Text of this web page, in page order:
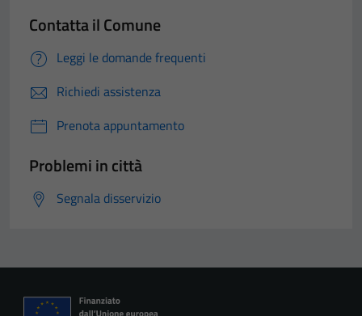
Contatta il Comune
Leggi le domande frequenti
Richiedi assistenza
Prenota appuntamento
Problemi in città
Segnala disservizio